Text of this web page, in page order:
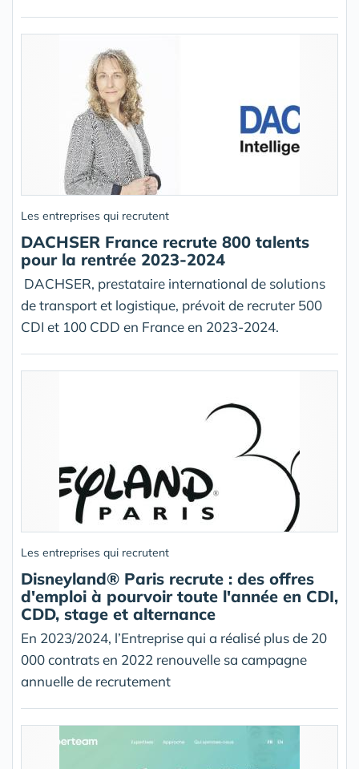
Les entreprises qui recrutent
DACHSER France recrute 800 talents
pour la rentrée 2023-2024
DACHSER, prestataire international de solutions
de transport et logistique, prévoit de recruter 500
CDI et 100 CDD en France en 2023-2024.
Les entreprises qui recrutent
Disneyland® Paris recrute : des offres
d'emploi à pourvoir toute l'année en CDI,
CDD, stage et alternance
En 2023/2024, l’Entreprise qui a réalisé plus de 20
000 contrats en 2022 renouvelle sa campagne
annuelle de recrutement